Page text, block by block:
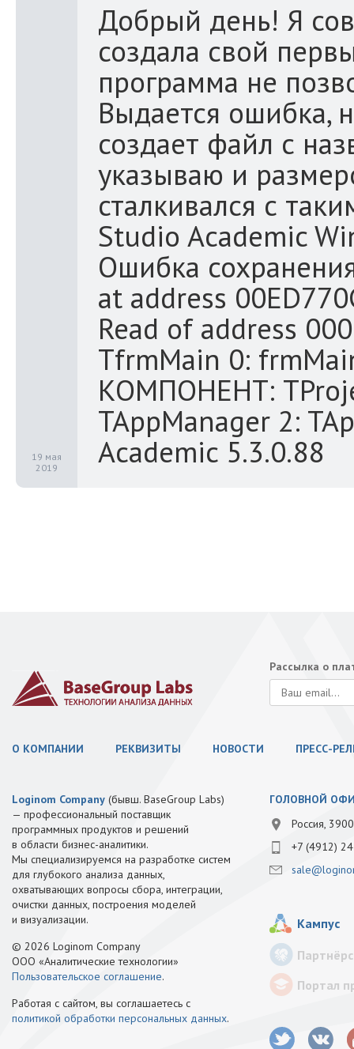
19 мая
2019
Добрый день! Я
создала свой
программа не
Выдается ошибка,
создает файл с
указываю и
сталкивался с
Studio Academic
Ошибка
at address
Read of address
TfrmMain 0:
КОМПОНЕНТ:
TAppManager 2:
Academic 5.3.0.88
Рассылка о
О КОМПАНИИ РЕКВИЗИТЫ НОВОСТИ ПРЕСС-
Loginom Company (бывш. BaseGroup Labs)
— профессиональный поставщик
программных продуктов и решений
в области бизнес-аналитики.
Мы специализируемся на разработке систем
для глубокого анализа данных,
охватывающих вопросы сбора, интеграции,
очистки данных, построения моделей
и визуализации.
© 2026 Loginom Company
ООО «Аналитические технологии»
Пользовательское соглашение.
Работая с сайтом, вы соглашаетесь с
политикой обработки персональных данных.
ГОЛОВНОЙ
Россия,
+7 (4912)
Кампус
Портал